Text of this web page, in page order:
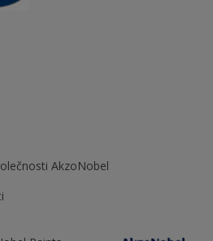
AkzoNobel